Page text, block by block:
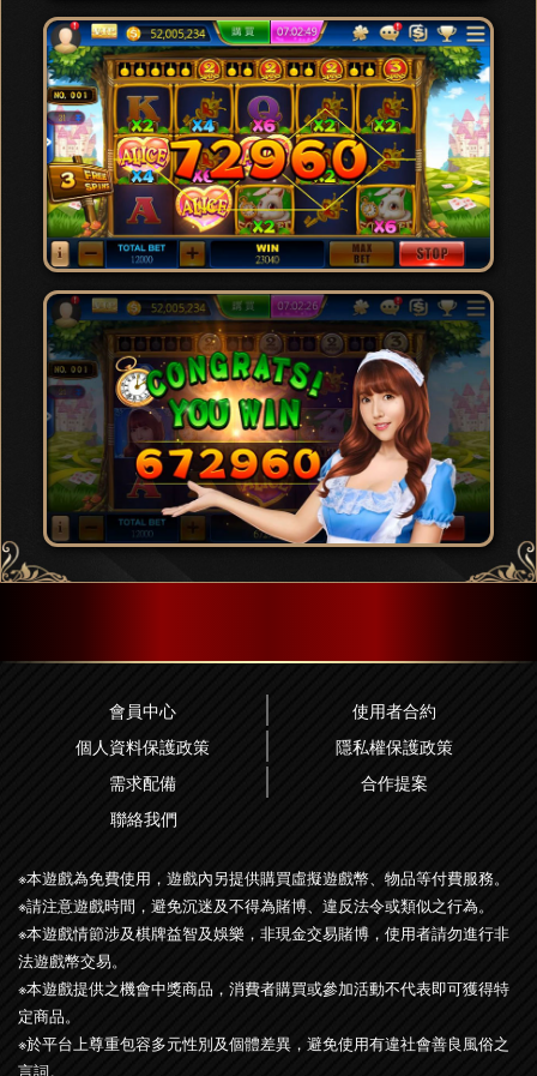
會員中心
使用者合約
個人資料保護政策
隱私權保護政策
需求配備
合作提案
聯絡我們
※本遊戲為免費使用，遊戲內另提供購買虛擬遊戲幣、物品等付費服務。
※請注意遊戲時間，避免沉迷及不得為賭博、違反法令或類似之行為。
※本遊戲情節涉及棋牌益智及娛樂，非現金交易賭博，使用者請勿進行非
法遊戲幣交易。
※本遊戲提供之機會中獎商品，消費者購買或參加活動不代表即可獲得特
定商品。
※於平台上尊重包容多元性別及個體差異，避免使用有違社會善良風俗之
言詞。